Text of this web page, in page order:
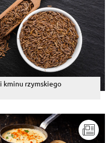
kminu rzymskiego